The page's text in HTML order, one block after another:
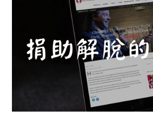
Lam Rim Retreat 30 Idea
Images for Retreat 30 –
How we walked into the Wheel
Images for Retreat 30 (PDF)
Lam Rim Review IDIMs